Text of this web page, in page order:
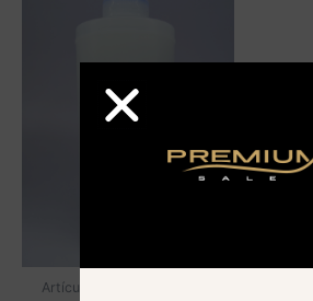
Artículos de peluquería